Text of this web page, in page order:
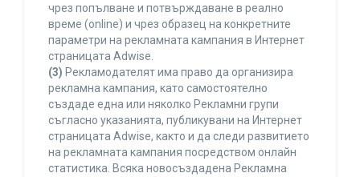
чрез попълване и потвърждаване в реално
време (online) и чрез образец на конкретните
параметри на рекламната кампания в Интернет
страницата Adwise.
(3) Рекламодателят има право да организира
рекламна кампания, като самостоятелно
създаде една или няколко Рекламни групи
съгласно указанията, публикувани на Интернет
страницата Adwise, както и да следи развитието
на рекламната кампания посредством онлайн
статистика. Всяка новосъздадена Рекламна